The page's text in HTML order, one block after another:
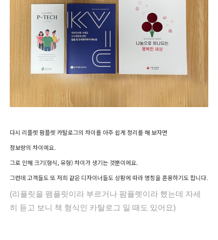
다시 리플렛 팜플렛 카탈로그의 차이를 아주 쉽게 정리를 해 보자면
정보량의 차이예요.
그로 인해 크기(형식, 유형) 차이가 생기는 것뿐이에요.
그런데 고객들도 또 저희 같은 디자이너들도 상황에 따라 명칭을 혼용하기도 합니다.
(리플릿을 팸플릿이라 부르거나 팜플렛이라 했는데 자세
히 듣고 보니 책 형식인 카탈로그 일 때도 있어요)